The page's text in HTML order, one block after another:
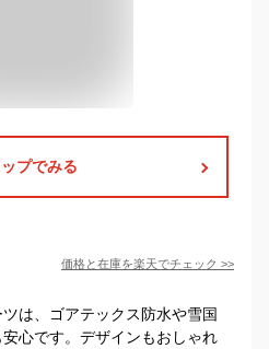
プでみる
価格と在庫を楽天でチェック >>
は、ゴアテックス防水や雪国
心です。デザインもおしゃれ